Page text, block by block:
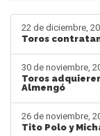
22 de diciembre,
Toros
30 de noviembre,
Toros
Almengó
26 de noviembre,
Tito Polo y